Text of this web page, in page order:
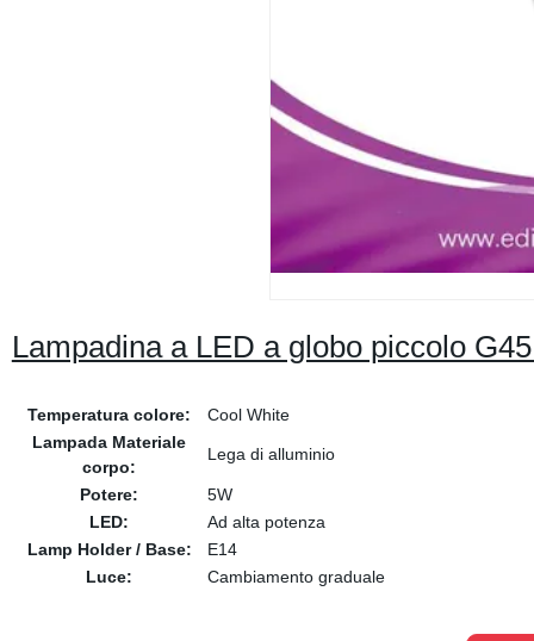
Lampadina a LED a globo piccolo
Temperatura colore:
Cool White
Lampada Materiale
corpo:
Lega di alluminio
Potere:
5W
LED:
Ad alta potenza
Lamp Holder / Base:
E14
Luce:
Cambiamento graduale